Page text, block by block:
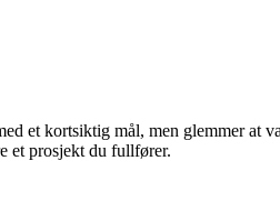
et kortsiktig mål, men glemmer at
et prosjekt du fullfører.